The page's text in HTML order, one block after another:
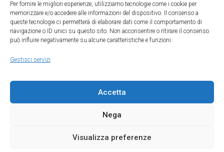
Per fornire le migliori esperienze, utilizziamo tecnologie come i cookie per
memorizzare e/o accedere alle informazioni del dispositivo. Il consenso a
queste tecnologie ci permetterà di elaborare dati come il comportamento di
navigazione o ID unici su questo sito. Non acconsentire o ritirare il consenso
può influire negativamente su alcune caratteristiche e funzioni.
Gestisci servizi
Accetta
Nega
Visualizza preferenze
Cookie Policy